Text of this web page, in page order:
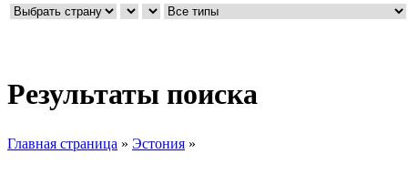
Результаты поиска
Главная страница » Эстония »